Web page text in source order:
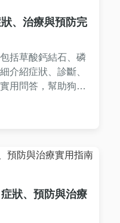
、治療與預防完
括草酸鈣結石、磷
介紹症狀、診斷、
用問答，幫助狗主
參考。
狀、預防與治療